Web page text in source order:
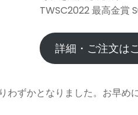
TWSC2022 最高金賞
詳細・ご注文は
わずかとなりました。お早め